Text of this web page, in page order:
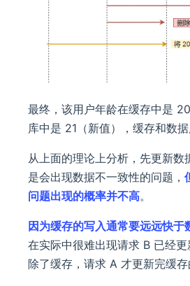
最终，该用户年龄在缓存中是
库中是 21（新值），缓存和数据
从上面的理论上分析，先更新数
是会出现数据不一致性的问题，
问题出现的概率并不高。
因为缓存的写入通常要远远快于
在实际中很难出现请求 B 已经
除了缓存，请求 A 才更新完缓存